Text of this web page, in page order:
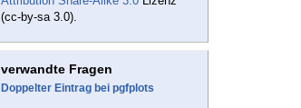
(cc-by-sa 3.0).
verwandte Fragen
Doppelter Eintrag bei pgfplots